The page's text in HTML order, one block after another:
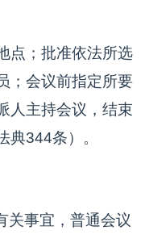
点；批准依法所选
；会议前指定所要
人主持会议，结束
典344条）。
关事宜，普通会议